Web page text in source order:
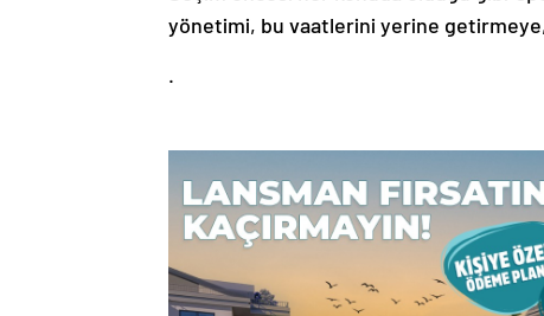
yönetimi, bu vaatlerini yerine
.